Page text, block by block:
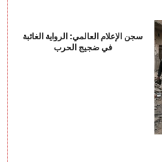
سجن الإعلام العالمي: الرواية الغائبة
في ضجيج الحرب